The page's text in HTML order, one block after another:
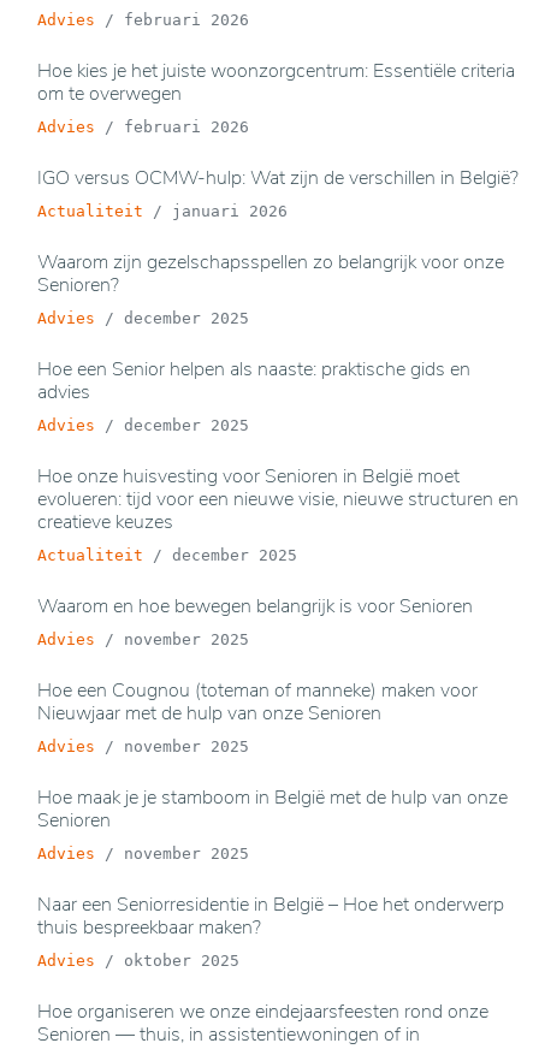
Advies / februari 2026
Hoe kies je het juiste woonzorgcentrum: Essentiële criteria
om te overwegen
Advies / februari 2026
IGO versus OCMW-hulp: Wat zijn de verschillen in België?
Actualiteit / januari 2026
Waarom zijn gezelschapsspellen zo belangrijk voor onze
Senioren?
Advies / december 2025
Hoe een Senior helpen als naaste: praktische gids en
advies
Advies / december 2025
Hoe onze huisvesting voor Senioren in België moet
evolueren: tijd voor een nieuwe visie, nieuwe structuren en
creatieve keuzes
Actualiteit / december 2025
Waarom en hoe bewegen belangrijk is voor Senioren
Advies / november 2025
Hoe een Cougnou (toteman of manneke) maken voor
Nieuwjaar met de hulp van onze Senioren
Advies / november 2025
Hoe maak je je stamboom in België met de hulp van onze
Senioren
Advies / november 2025
Naar een Seniorresidentie in België – Hoe het onderwerp
thuis bespreekbaar maken?
Advies / oktober 2025
Hoe organiseren we onze eindejaarsfeesten rond onze
Senioren — thuis, in assistentiewoningen of in